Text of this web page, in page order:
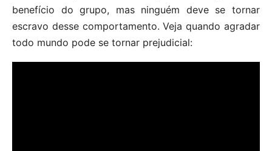
benefício do grupo, mas ninguém deve se tornar
escravo desse comportamento. Veja quando agradar
todo mundo pode se tornar prejudicial: